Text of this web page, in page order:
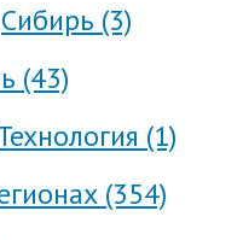
Сибирь (3)
(43)
(1)
(354)